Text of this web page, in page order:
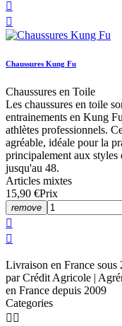


Chaussures Kung Fu
Chaussures en Toile
Les chaussures en toile
entrainements en Kung
athlètes professionnels.
agréable, idéale pour la
principalement aux styles
jusqu'au 48.
Articles mixtes
15,90 €Prix
remove


Livraison en France sous
par Crédit Agricole |
en France depuis 2009
Categories
 